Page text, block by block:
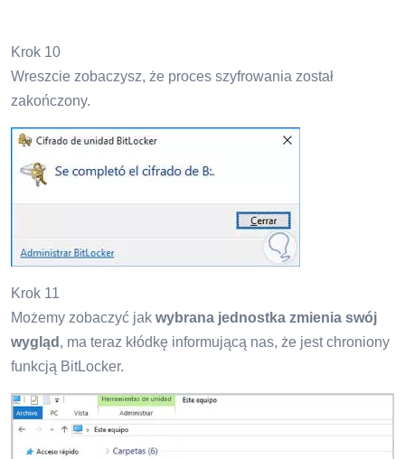
Krok 10
Wreszcie zobaczysz, że proces szyfrowania został
zakończony.
Krok 11
Możemy zobaczyć jak wybrana jednostka zmienia swój
wygląd , ma teraz kłódkę informującą nas, że jest chroniony
funkcją BitLocker.